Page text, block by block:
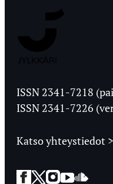
Ylioppilaslehti
ISSN 2341-7218
ISSN 2341-7226
Katso yhteystiedot >
Facebook
Twitter
Instagram
YouTube